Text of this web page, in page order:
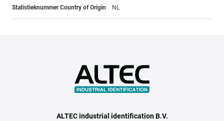
Statistieknummer Country of Origin NL
ALTEC industrial identification B.V.